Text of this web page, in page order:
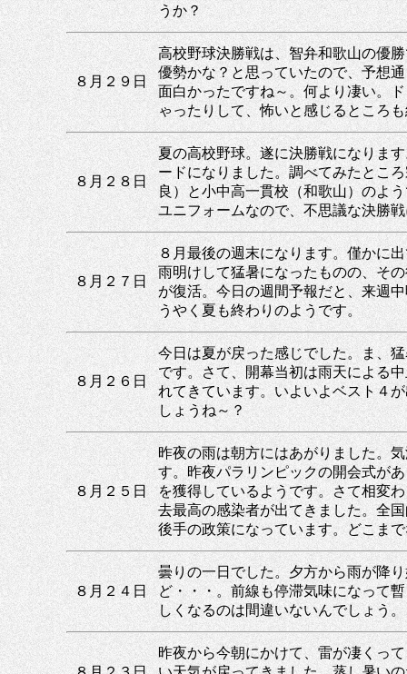
うか？
８月２９日
高校野球決勝戦は、智弁和歌山の優
優勢かな？と思っていたので、予想
面白かったですね～。何より凄い。
ゃったりして、怖いと感じるところ
８月２８日
夏の高校野球。遂に決勝戦になりま
ードになりました。調べてみたとこ
良）と小中高一貫校（和歌山）のよ
ユニフォームなので、不思議な決勝
８月２７日
８月最後の週末になります。僅かに
雨明けして猛暑になったものの、そ
が復活。今日の週間予報だと、来週
うやく夏も終わりのようです。
８月２６日
今日は夏が戻った感じでした。ま、
です。さて、開幕当初は雨天による
れてきています。いよいよベスト４
しょうね～？
８月２５日
昨夜の雨は朝方にはあがりました。
す。昨夜パラリンピックの開会式が
を獲得しているようです。さて相変
去最高の感染者が出てきました。全
後手の政策になっています。どこま
８月２４日
曇りの一日でした。夕方から雨が降
ど・・・。前線も停滞気味になって
しくなるのは間違いないんでしょう
昨夜から今朝にかけて、雷が凄くっ